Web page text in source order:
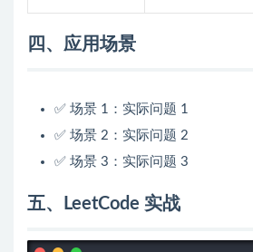
四、应用场景
✅ 场景 1：实际问题 1
✅ 场景 2：实际问题 2
✅ 场景 3：实际问题 3
五、LeetCode 实战